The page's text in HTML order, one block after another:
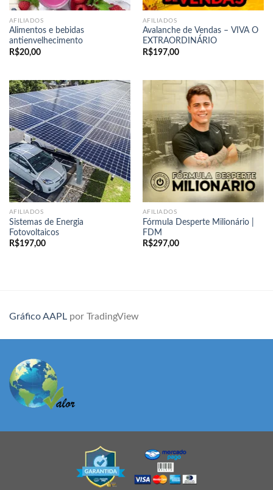
AFILIADOS
Alimentos e bebidas
antienvelhecimento
R$20,00
AFILIADOS
Avalanche de Vendas – VIVA O
EXTRAORDINÁRIO
R$197,00
AFILIADOS
Sistemas de Energia
Fotovoltaicos
R$197,00
AFILIADOS
Fórmula Desperte Milionário |
FDM
R$297,00
Gráfico AAPL por TradingView